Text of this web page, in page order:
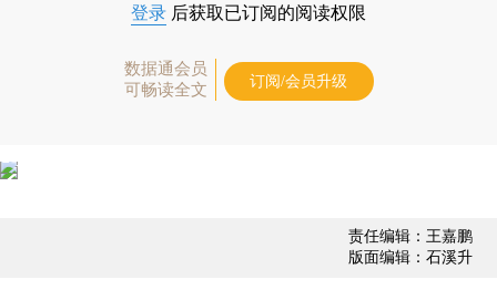
登录 后获取已订阅的阅读权限
数据通会员
可畅读全文
订阅/会员升级
责任编辑：王嘉鹏
版面编辑：石溪升